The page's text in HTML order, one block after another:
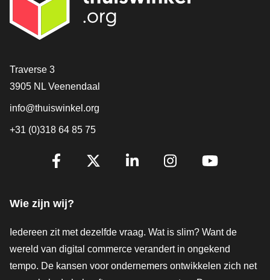
Contact
Traverse 3
3905 NL Veenendaal
info@thuiswinkel.org
+31 (0)318 64 85 75
Volg je ons al?
Wie zijn wij?
Iedereen zit met dezelfde vraag. Wat is slim? Want de
wereld van digital commerce verandert in ongekend
tempo. De kansen voor ondernemers ontwikkelen zich net